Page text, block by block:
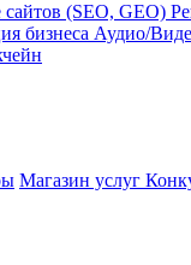
(SEO, GEO)
бизнеса Аудио/
Магазин услуг